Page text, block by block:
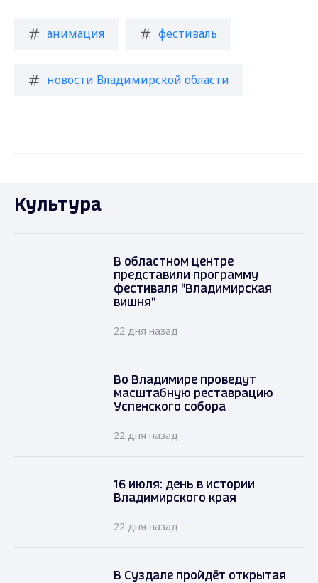
анимация фестиваль
новости Владимирской области
Культура
В областном центре
представили программу
фестиваля "Владимирская
вишня"
22 дня назад
Во Владимире проведут
масштабную реставрацию
Успенского собора
22 дня назад
16 июля: день в истории
Владимирского края
22 дня назад
В Суздале пройдёт открытая